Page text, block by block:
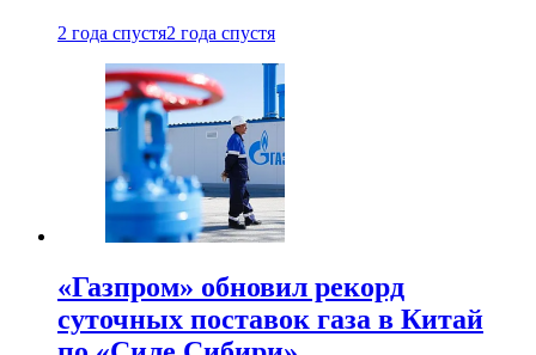
2 года спустя2 года спустя
«Газпром» обновил рекорд
суточных поставок газа в Китай